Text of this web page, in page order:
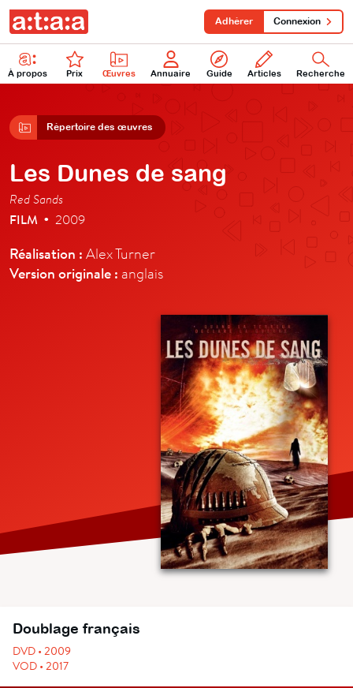
À propos Prix Œuvres Annuaire Guide Articles Recherche
Adhérer Connexion
Répertoire des œuvres
Les Dunes de sang
Red Sands
FILM • 2009
Réalisation : Alex Turner
Version originale : anglais
Doublage français
DVD • 2009
VOD • 2017